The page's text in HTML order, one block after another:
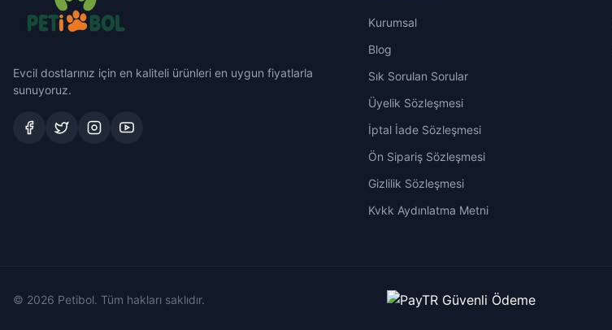
Evcil dostlarınız için en kaliteli ürünleri en uygun fiyatlarla
sunuyoruz.
Kurumsal
Blog
Sık Sorulan Sorular
Üyelik Sözleşmesi
İptal İade Sözleşmesi
Ön Sipariş Sözleşmesi
Gizlilik Sözleşmesi
Kvkk Aydınlatma Metni
© 2026 Petibol. Tüm hakları saklıdır.